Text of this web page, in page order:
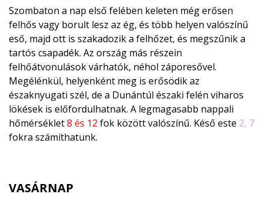
Szombaton a nap első felében keleten még erősen
felhős vagy borult lesz az ég, és több helyen valószínű
eső, majd ott is szakadozik a felhőzet, és megszűnik a
tartós csapadék. Az ország más részein
felhőátvonulások várhatók, néhol záporesővel.
Megélénkül, helyenként meg is erősödik az
északnyugati szél, de a Dunántúl északi felén viharos
lökések is előfordulhatnak. A legmagasabb nappali
hőmérséklet8 és 12 fok között valószínű. Késő este 2, 7
fokra számíthatunk.
VASÁRNAP